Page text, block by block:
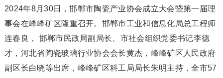
2024年8月30日，邯郸市陶瓷产业协会成立大会暨第一届理
事会在峰峰矿区隆重召开。邯郸市工业和信息化局总工程师
连春良， 邯郸市民政局副局长、市社会组织党委书记李德
才，河北省陶瓷玻璃行业协会会长黄杰，峰峰矿区人民政府
副区长白晓等出席，峰峰矿区科工局局长朱明主持，全市57